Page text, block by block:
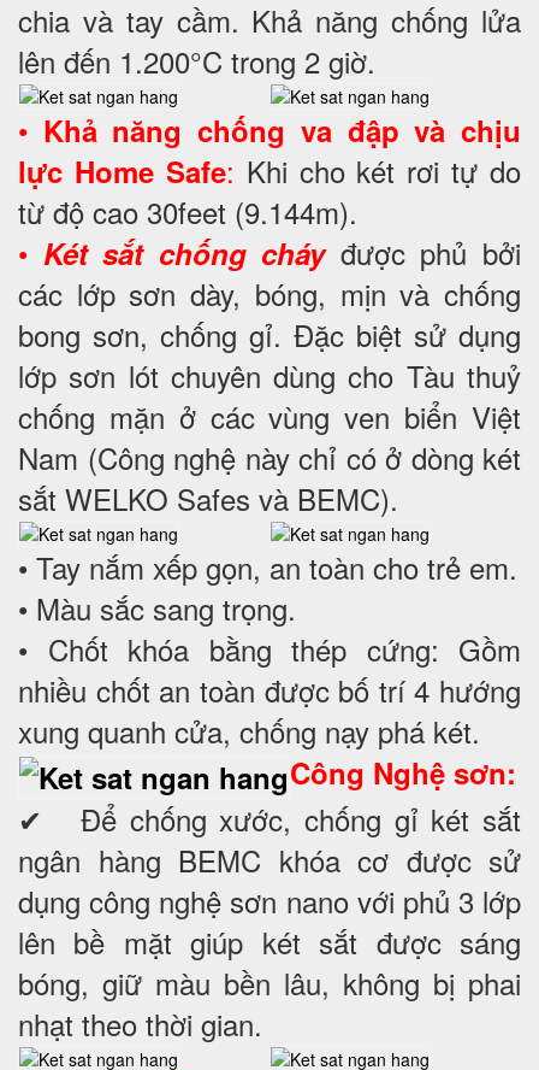
chia và tay cầm. Khả năng chống lửa
lên đến 1.200°C trong 2 giờ.
• Khả năng chống va đập và chịu
lực Home Safe: Khi cho két rơi tự do
từ độ cao 30feet (9.144m).
• Két sắt chống cháyđược phủ bởi
các lớp sơn dày, bóng, mịn và chống
bong sơn, chống gỉ. Đặc biệt sử dụng
lớp sơn lót chuyên dùng cho Tàu thuỷ
chống mặn ở các vùng ven biển Việt
Nam (Công nghệ này chỉ có ở dòng két
sắt WELKO Safes và BEMC).
• Tay nắm xếp gọn, an toàn cho trẻ em.
• Màu sắc sang trọng.
• Chốt khóa bằng thép cứng: Gồm
nhiều chốt an toàn được bố trí 4 hướng
xung quanh cửa, chống nạy phá két.
Công Nghệ sơn:
✔ Để chống xước, chống gỉ két sắt
ngân hàng BEMC khóa cơ được sử
dụng công nghệ sơn nano với phủ 3 lớp
lên bề mặt giúp két sắt được sáng
bóng, giữ màu bền lâu, không bị phai
nhạt theo thời gian.